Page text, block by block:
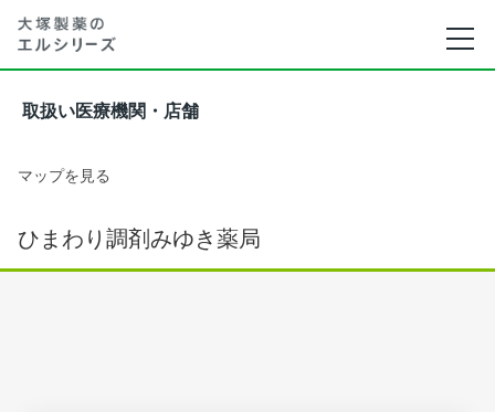
取扱い医療機関・店舗
マップを見る
ひまわり調剤みゆき薬局